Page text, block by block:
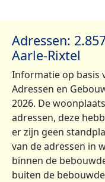
Adressen:
Aarle-Rixtel
Informatie op basis
Adressen en
2026. De
adressen, deze
er zijn geen
van de adressen in
binnen de
buiten de